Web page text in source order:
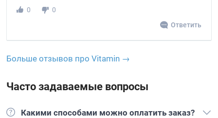
0
0
Ответить
Больше отзывов про Vitamin →
Часто задаваемые вопросы
Какими способами можно оплатить заказ?